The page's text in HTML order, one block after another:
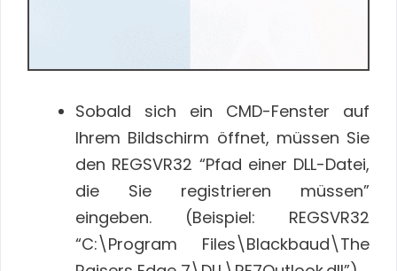
Sobald sich ein CMD-Fenster auf
Ihrem Bildschirm öffnet, müssen Sie
den REGSVR32 “Pfad einer DLL-Datei,
die Sie registrieren müssen”
eingeben. (Beispiel: REGSVR32
“C:\Program Files\Blackbaud\The